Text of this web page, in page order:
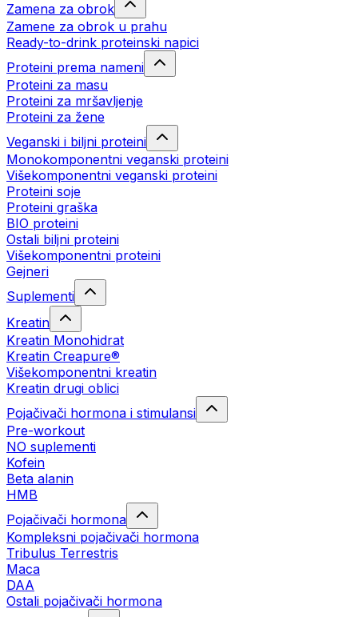
Zamena za obrok
Zamene za obrok u prahu
Ready-to-drink proteinski napici
Proteini prema nameni
Proteini za masu
Proteini za mršavljenje
Proteini za žene
Veganski i biljni proteini
Monokomponentni veganski proteini
Višekomponentni veganski proteini
Proteini soje
Proteini graška
BIO proteini
Ostali biljni proteini
Višekomponentni proteini
Gejneri
Suplementi
Kreatin
Kreatin Monohidrat
Kreatin Creapure®
Višekomponentni kreatin
Kreatin drugi oblici
Pojačivači hormona i stimulansi
Pre-workout
NO suplementi
Kofein
Beta alanin
HMB
Pojačivači hormona
Kompleksni pojačivači hormona
Tribulus Terrestris
Maca
DAA
Ostali pojačivači hormona